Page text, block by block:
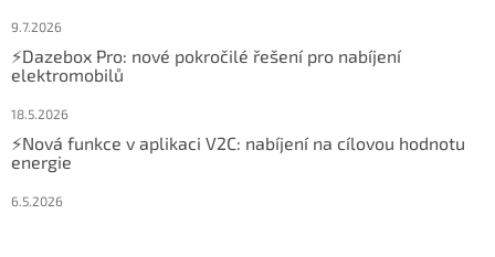
9.7.2026
⚡Dazebox Pro: nové pokročilé řešení pro nabíjení
elektromobilů
18.5.2026
⚡Nová funkce v aplikaci V2C: nabíjení na cílovou hodnotu
energie
6.5.2026